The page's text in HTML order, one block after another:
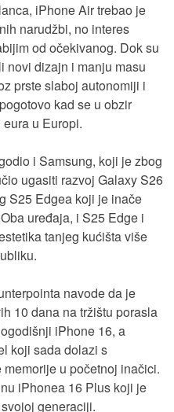
iPhone Air trebao je
narudžbi, no interes
od očekivanog. Dok su
novi dizajn i manju masu
prste slaboj autonomiji i
kad se u obzir
u Europi.
i Samsung, koji je zbog
ugasiti razvoj Galaxy S26
S25 Edgea koji je inače
uređaja, i S25 Edge i
tanjeg kućišta više
navode da je
10 dana na tržištu porasla
iPhone 16, a
koji sada dolazi s
u početnoj inačici.
iPhonea 16 Plus koji je
generaciji.